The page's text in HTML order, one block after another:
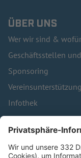
ÜBER UNS
Wer wir sind &
Geschäftsstellen
Sponsoring
Vereinsunterstützung
Infothek
Kontakt
HÄUFIG